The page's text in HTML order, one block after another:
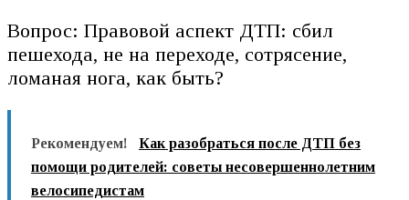
Вопрос: Правовой аспект ДТП: сбил
пешехода, не на переходе, сотрясение,
ломаная нога, как быть?
Рекомендуем!
Как разобраться после ДТП без
помощи родителей: советы несовершеннолетним
велосипедистам